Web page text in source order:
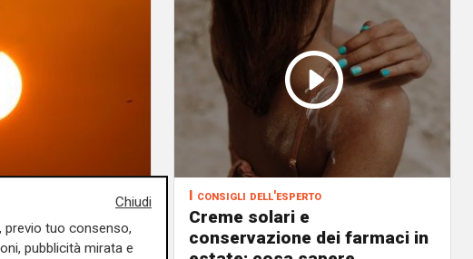
guardatela
I consigli dell'esperto
Creme solari e
conservazione dei farmaci in
Chiudi
previo tuo consenso,
pubblicità mirata e